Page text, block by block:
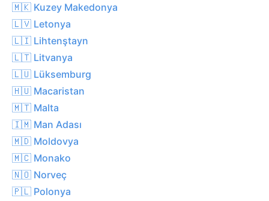
🇲🇰 Kuzey Makedonya
🇱🇻 Letonya
🇱🇮 Lihtenştayn
🇱🇹 Litvanya
🇱🇺 Lüksemburg
🇭🇺 Macaristan
🇲🇹 Malta
🇮🇲 Man Adası
🇲🇩 Moldovya
🇲🇨 Monako
🇳🇴 Norveç
🇵🇱 Polonya